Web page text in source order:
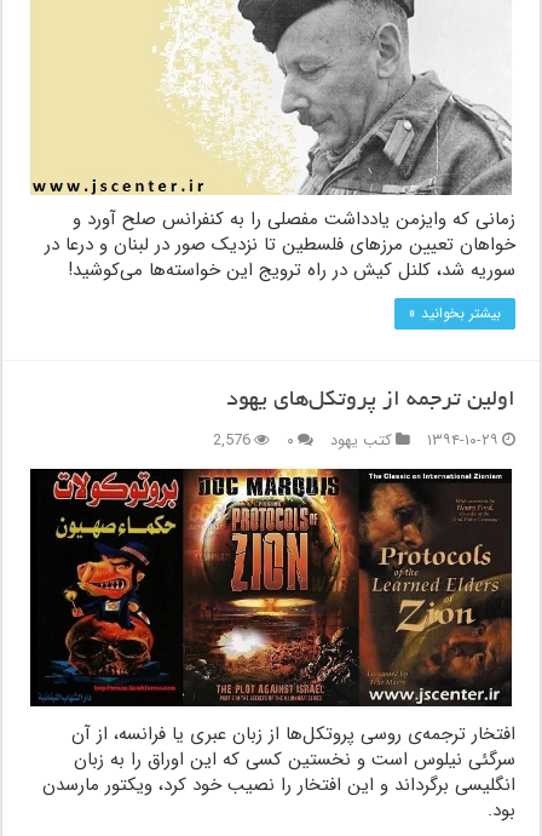
زمانی که وایزمن یادداشت مفصلی را به کنفرانس صلح آورد و
خواهان تعیین مرزهای فلسطین تا نزدیک صور در لبنان و درعا در
سوریه شد، کلنل کیش در راه ترویج این خواسته‌ها می‌کوشید!
بیشتر بخوانید »
اولین ترجمه از پروتکل‌های یهود
۱۳۹۴-۱۰-۲۹
کتب یهود ۰ 2,576
افتخار ترجمه‌ی روسی پروتکل‌ها از زبان عبری یا فرانسه، از آن
سرگئی نیلوس است و نخستین کسی که این اوراق را به زبان
انگلیسی برگرداند و این افتخار را نصیب خود کرد، ویکتور مارسدن
بود.